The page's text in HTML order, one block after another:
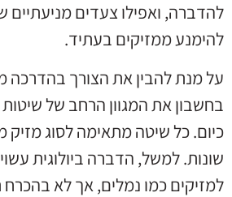
להדברה, ואפילו צעדים מניעתיים
להימנע ממזיקים בעתיד.
על מנת להבין את הצורך בהדרכה
בחשבון את המגוון הרחב של
כיום. כל שיטה מתאימה לסוג מזיק
שונות. למשל, הדברה ביולוגית
למזיקים כמו נמלים, אך לא